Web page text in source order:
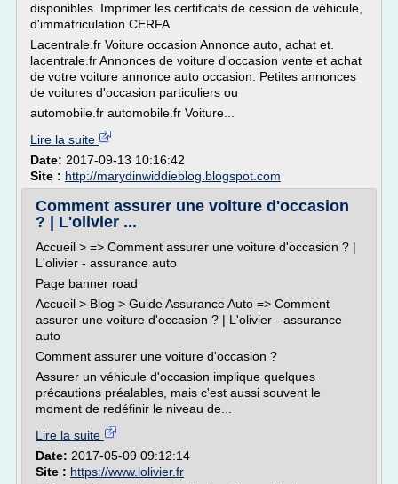
disponibles. Imprimer les certificats de cession de véhicule,
d'immatriculation CERFA
Lacentrale.fr Voiture occasion Annonce auto, achat et.
lacentrale.fr Annonces de voiture d'occasion vente et achat
de votre voiture annonce auto occasion. Petites annonces
de voitures d'occasion particuliers ou
automobile.fr automobile.fr Voiture...
Lire la suite
Date: 2017-09-13 10:16:42
Site : http://marydinwiddieblog.blogspot.com
Comment assurer une voiture d'occasion
? | L'olivier ...
Accueil > => Comment assurer une voiture d'occasion ? |
L'olivier - assurance auto
Page banner road
Accueil > Blog > Guide Assurance Auto => Comment
assurer une voiture d'occasion ? | L'olivier - assurance
auto
Comment assurer une voiture d'occasion ?
Assurer un véhicule d'occasion implique quelques
précautions préalables, mais c'est aussi souvent le
moment de redéfinir le niveau de...
Lire la suite
Date: 2017-05-09 09:12:14
Site : https://www.lolivier.fr